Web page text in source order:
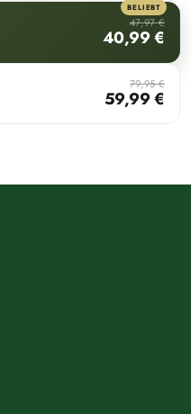
BELIEBT
47,97 €
40,99 €
79,95 €
59,99 €